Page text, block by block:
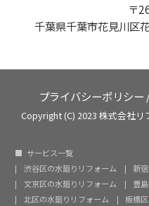
〒
千葉県千葉市花見川
プライバシーポリシー
Copyright (C) 2023 株式会社
サービス一覧
渋谷区の水廻りリフォーム
新
文京区の水廻りリフォーム
豊
北区の水廻りリフォーム
板橋